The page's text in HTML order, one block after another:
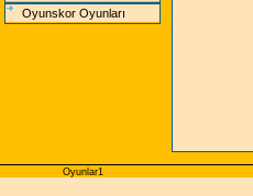
Oyunskor Oyunları
Oyunlar1